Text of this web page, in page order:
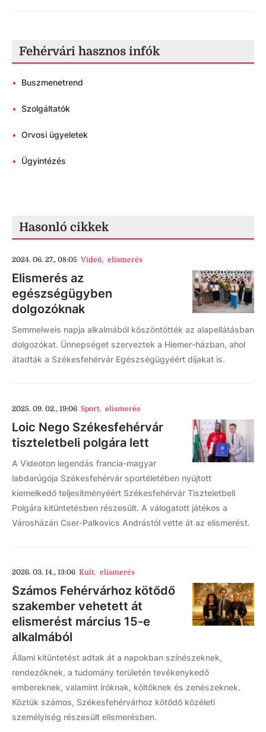
Fehérvári hasznos infók
• Buszmenetrend
• Szolgáltatók
• Orvosi ügyeletek
• Ügyintézés
Hasonló cikkek
2024. 06. 27., 08:05 Videó, elismerés
Elismerés az
egészségügyben
dolgozóknak
Semmelweis napja alkalmából köszöntötték az alapellátásban
dolgozókat. Ünnepséget szerveztek a Hiemer-házban, ahol
átadták a Székesfehérvár Egészségügyéért díjakat is.
2025. 09. 02., 19:06 Sport, elismerés
Loic Nego Székesfehérvár
tiszteletbeli polgára lett
A Videoton legendás francia-magyar
labdarúgója Székesfehérvár sportéletében nyújtott
kiemelkedő teljesítményéért Székesfehérvár Tiszteletbeli
Polgára kitüntetésben részesült. A válogatott játékos a
Városházán Cser-Palkovics Andrástól vette át az elismerést.
2026. 03. 14., 13:06 Kult, elismerés
Számos Fehérvárhoz kötődő
szakember vehetett át
elismerést március 15-e
alkalmából
Állami kitüntetést adtak át a napokban színészeknek,
rendezőknek, a tudomány területén tevékenykedő
embereknek, valamint íróknak, költőknek és zenészeknek.
Köztük számos, Székesfehérvárhoz kötődő közéleti
személyiség részesült elismerésben.